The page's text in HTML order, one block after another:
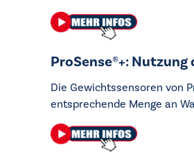
ProSense®+:
Die Gewichtssensoren von
entsprechende Menge an